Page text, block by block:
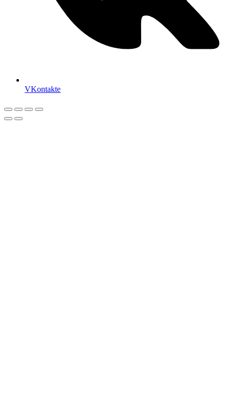
VKontakte